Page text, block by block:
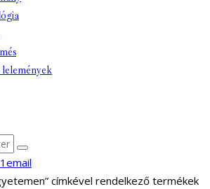
email
címkével rendelkező termékek